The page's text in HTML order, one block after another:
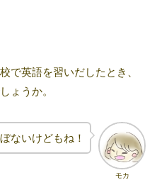
で英語を習いだしたとき、
ょうか。
モカ
ないけどもね！